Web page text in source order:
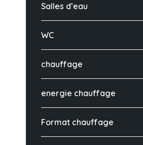
Salles d’eau
WC
chauffage
energie chauffage
Format chauffage